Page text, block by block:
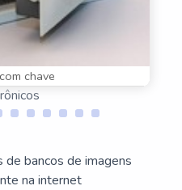
chave
bancos de imagens
na internet